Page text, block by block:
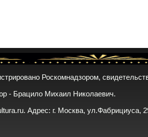
Роскомнадзором,
- Брацило Михаил Николаевич.
. Адрес: г. Москва, ул.Фабрициуса,